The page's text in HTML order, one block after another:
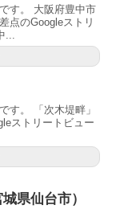
す。 大阪府豊中市
点のGoogleストリ
す。 「次木堤畔」
ストリートビュー
県仙台市）